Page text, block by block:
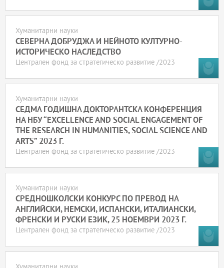
Хуманитарни науки
СЕВЕРНА ДОБРУДЖА И НЕЙНОТО КУЛТУРНО-
ИСТОРИЧЕСКО НАСЛЕДСТВО
Централен фонд за стратегическо развитие /2023
Хуманитарни науки
СЕДМА ГОДИШНА ДОКТОРАНТСКА КОНФЕРЕНЦИЯ
НА НБУ “EXCELLENCE AND SOCIAL ENGAGEMENT OF
THE RESEARCH IN HUMANITIES, SOCIAL SCIENCE AND
ARTS” 2023 Г.
Централен фонд за стратегическо развитие /2023
Хуманитарни науки
СРЕДНОШКОЛСКИ КОНКУРС ПО ПРЕВОД НА
АНГЛИЙСКИ, НЕМСКИ, ИСПАНСКИ, ИТАЛИАНСКИ,
ФРЕНСКИ И РУСКИ ЕЗИК, 25 НОЕМВРИ 2023 Г.
Централен фонд за стратегическо развитие /2023